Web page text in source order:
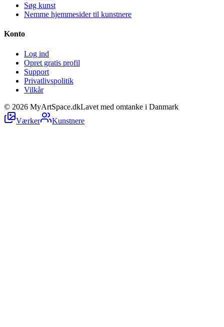
Søg kunst
Nemme hjemmesider til kunstnere
Konto
Log ind
Opret gratis profil
Support
Privatlivspolitik
Vilkår
© 2026 MyArtSpace.dkLavet med omtanke i Danmark
Værker
Kunstnere